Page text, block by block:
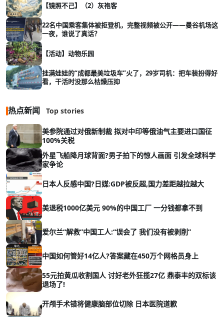
【镜照不己】（2）灰袍客
22名中国乘客集体被拒登机，完整视频被公开——曼谷机场这
一夜，谁说了真话？
【活动】动物乐园
挂满娃娃的“成都最美垃圾车”火了，29岁司机：把车装扮得好
看，干活时没那么枯燥压抑
热点新闻 Top stories
美参院通过对俄新制裁 拟对中印等俄油气主要进口国征
100%关税
外星飞船降月球背面?男子拍下的惊人画面 引发全球科学
家争论
日本人反感中国?日媒:GDP被反超,国力差距越拉越大
美退税1000亿美元 90%的中国工厂 一分钱都拿不到
爱尔兰“解救”中国工人:“误会了 我们没有被剥削”
中国如何管好14亿人?答案藏在450万个网格员身上
55元拍黄瓜收割国人 讨好老外狂揽27亿 鼎泰丰的双标该
退场了!
开颅手术错将健康脑部位切除 日本医院道歉